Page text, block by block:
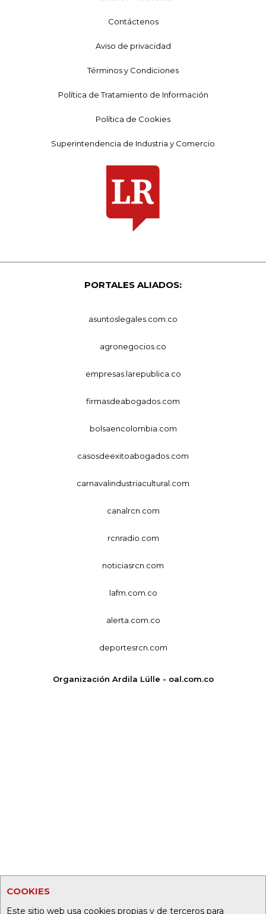
COOKIES
Este sitio web usa cookies propias y de terceros para
Contáctenos
Aviso de privacidad
Términos y Condiciones
Política de Tratamiento de Información
Política de Cookies
Superintendencia de Industria y Comercio
PORTALES ALIADOS:
asuntoslegales.com.co
agronegocios.co
empresas.larepublica.co
firmasdeabogados.com
bolsaencolombia.com
casosdeexitoabogados.com
carnavalindustriacultural.com
canalrcn.com
rcnradio.com
noticiasrcn.com
lafm.com.co
alerta.com.co
deportesrcn.com
Organización Ardila Lülle - oal.com.co